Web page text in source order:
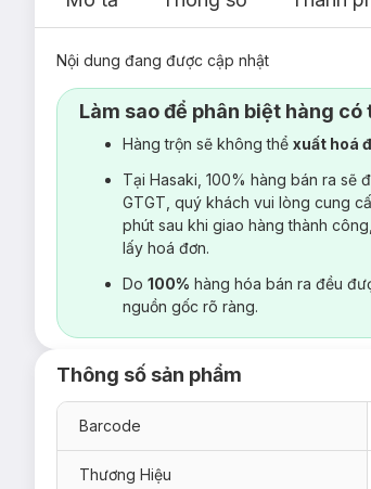
Nội dung đang được cập nhật
Làm sao để phân biệt hàng
Hàng trộn sẽ không thể xuất hoá
Tại Hasaki, 100% hàng bán ra sẽ
GTGT, quý khách vui lòng cung
phút sau khi giao hàng thành
lấy hoá đơn.
Do 100% hàng hóa bán ra đều
nguồn gốc rõ ràng.
Thông số sản phẩm
Barcode
Thương Hiệu